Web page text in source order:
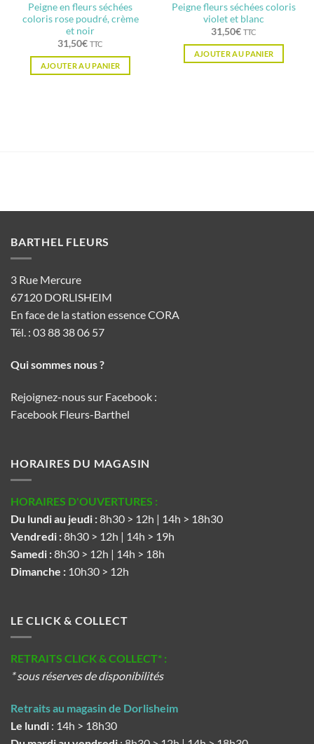
Peigne en fleurs séchées
coloris rose poudré, crème
et noir
31,50€ TTC
AJOUTER AU PANIER
Peigne fleurs séchées coloris
violet et blanc
31,50€ TTC
AJOUTER AU PANIER
BARTHEL FLEURS
3 Rue Mercure
67120 DORLISHEIM
En face de la station essence CORA
Tél. : 03 88 38 06 57
Qui sommes nous ?
Rejoignez-nous sur Facebook :
Facebook Fleurs-Barthel
HORAIRES DU MAGASIN
HORAIRES D'OUVERTURES :
Du lundi au jeudi :8h30 > 12h | 14h > 18h30
Vendredi :8h30 > 12h | 14h > 19h
Samedi :8h30 > 12h | 14h > 18h
Dimanche : 10h30 > 12h
LE CLICK & COLLECT
RETRAITS CLICK & COLLECT* :
* sous réserves de disponibilités
Retraits au magasin de Dorlisheim
Le lundi : 14h > 18h30